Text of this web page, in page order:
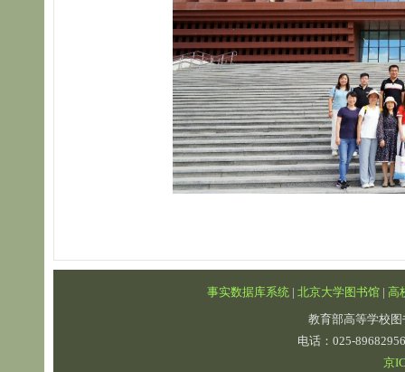
事实数据库系统 | 北京大学图书馆| 高
教育部高等学校
电话：025-
京